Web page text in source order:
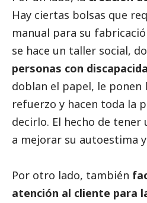
Hay ciertas bolsas que
manual para su
se hace un taller social,
personas con
doblan el papel, le ponen
refuerzo y hacen toda la
decirlo. El hecho de tener
a mejorar su autoestima
Por otro lado, también
atención al cliente para